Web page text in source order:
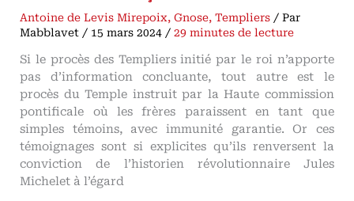
Antoine de Levis Mirepoix,Gnose,Templiers / Par
Mabblavet / 15 mars 2024 /29 minutes de lecture
Si le procès des Templiers initié par le roi n’apporte
pas d’information concluante, tout autre est le
procès du Temple instruit par la Haute commission
pontificale où les frères paraissent en tant que
simples témoins, avec immunité garantie. Or ces
témoignages sont si explicites qu’ils renversent la
conviction de l’historien révolutionnaire Jules
Michelet à l’égard